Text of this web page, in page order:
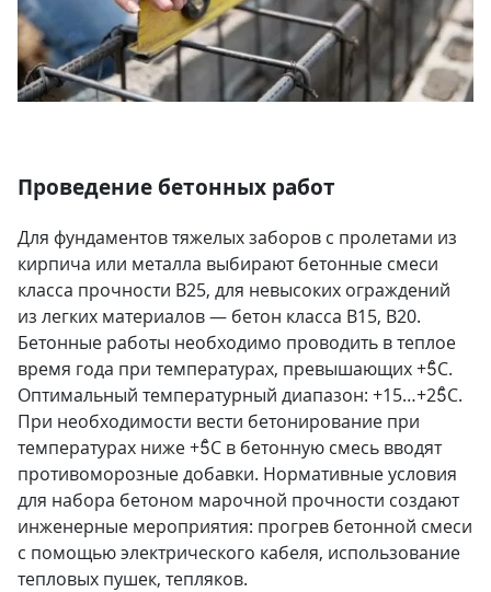
Проведение бетонных работ
Для фундаментов тяжелых заборов с пролетами из
кирпича или металла выбирают бетонные смеси
класса прочности В25, для невысоких ограждений
из легких материалов — бетон класса В15, В20.
Бетонные работы необходимо проводить в теплое
время года при температурах, превышающих +5̊C.
Оптимальный температурный диапазон: +15…+25̊C.
При необходимости вести бетонирование при
температурах ниже +5̊C в бетонную смесь вводят
противоморозные добавки. Нормативные условия
для набора бетоном марочной прочности создают
инженерные мероприятия: прогрев бетонной смеси
с помощью электрического кабеля, использование
тепловых пушек, тепляков.